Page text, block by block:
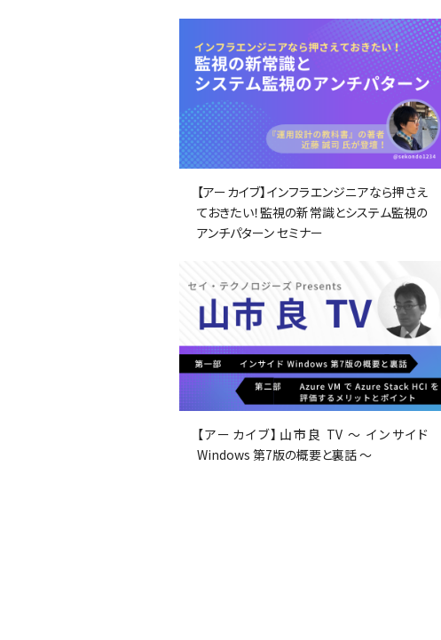
【アーカイブ】インフラエンジニアなら押さえ
ておきたい！監視の新常識とシステム監視の
アンチパターン セミナー
【アーカイブ】山市良 TV ～ インサイド
Windows 第7版の概要と裏話 ～